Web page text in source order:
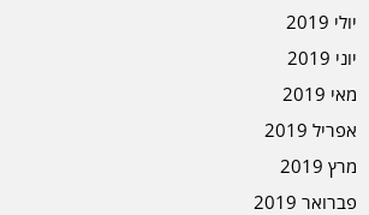
יולי 2019
יוני 2019
מאי 2019
אפריל 2019
מרץ 2019
פברואר 2019